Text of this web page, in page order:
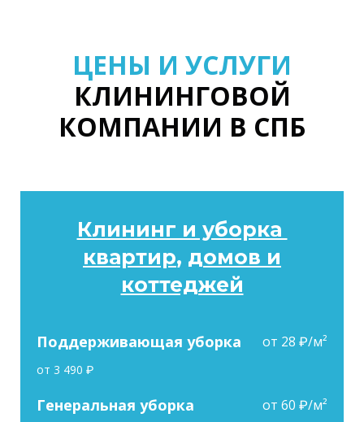
ЦЕНЫ И УСЛУГИ
КЛИНИНГОВОЙ
КОМПАНИИ В СПБ
Клининг и уборка
квартир, домов и
коттеджей
Поддерживающая уборка от 28 ₽/м²
от 3 490 ₽
Генеральная уборка от 60 ₽/м²